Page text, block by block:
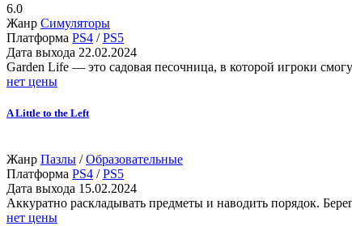
6.0
Жанр Симуляторы
Платформа PS4 /PS5
Дата выхода 22.02.2024
Garden Life — это садовая песочница, в которой игроки
нет цены
A Little to the Left
Жанр Пазлы /Образовательные
Платформа PS4 /PS5
Дата выхода 15.02.2024
Аккуратно раскладывать предметы и наводить порядок.
нет цены